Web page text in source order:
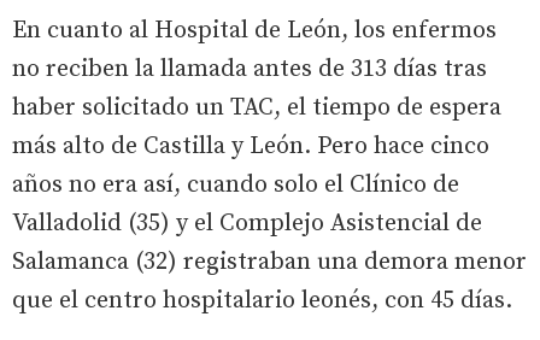
En cuanto al Hospital de León, los enfermos
no reciben la llamada antes de 313 días tras
haber solicitado un TAC, el tiempo de espera
más alto de Castilla y León. Pero hace cinco
años no era así, cuando solo el Clínico de
Valladolid (35) y el Complejo Asistencial de
Salamanca (32) registraban una demora menor
que el centro hospitalario leonés, con 45 días.